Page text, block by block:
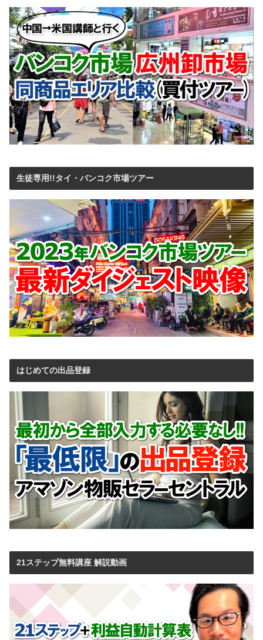
生徒専用!!タイ・バンコク市場ツアー
はじめての出品登録
21ステップ無料講座 解説動画